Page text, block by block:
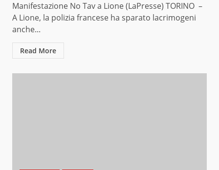
Manifestazione No Tav a Lione (LaPresse) TORINO –
A Lione, la polizia francese ha sparato lacrimogeni
anche...
Read More